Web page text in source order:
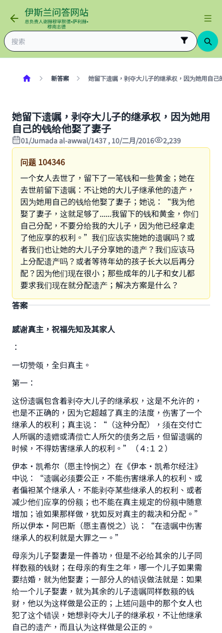
新答案 她留下遗嘱，剥夺大儿子的继承权，因为她用自己
她留下遗嘱，剥夺大儿子的继承权，因为她用
自己的钱给他娶了妻子
01/Jumada al-awwal/1437 , 10/二月/2016 2,239
问题 104346
一个女人去世了，留下了一笔钱和一些黄金；她在
去世前留下遗嘱：不让她的大儿子继承他的遗产，
因为她用自己的钱给他娶了妻子；她说：“我为他
娶了妻子，这就足够了......我留下的钱和黄金，你们
自己分配，不要分给我的大儿子，因为他已经拿走
了他应享的权利。”我们应该实施她的遗嘱吗？或
者我们也让她的大儿子分享她的遗产？我们应该马
上分配遗产吗？或者等待年幼的孩子长大以后再分
配？因为他们现在很小；那些成年的儿子和女儿都
要求我们现在就分配遗产；解决方案是什么？
答案
感谢真主，祝福先知及其家人
：
一切赞颂，全归真主。
第一：
这份遗嘱包含着剥夺大儿子的继承权，这是不允许的，
也是不正确的，因为它超越了真主的法度，伤害了一个
继承人的权利；真主说：“（这种分配），须在交付亡
人所嘱的遗赠或清偿亡人所欠的债务之后，但留遗嘱的
时候，不得妨害继承人的权利。”（４:１２）
伊本·凯希尔（愿主怜悯之）在《伊本·凯希尔经注》
中说：“遗嘱必须要公正，不能伤害继承人的权利、或
者偏袒某个继承人，不能剥夺某些继承人的权利、或者
减少他们应享的份额；也不能在真主规定的份额中随意
增加；谁如果那样做，犹如反对真主的裁决和分配。”
所以伊本·阿巴斯（愿主喜悦之）说：“在遗嘱中伤害
继承人的权利就是大罪之一。”
母亲为儿子娶妻是一件善功，但是不必给其余的儿子同
样数额的钱财；在母亲的有生之年，哪一个儿子如果需
要结婚，就为他娶妻；一部分人的错误做法就是：如果
给一个儿子娶妻，就为其余的儿子遗嘱同样数额的钱
财，他以为这样做是公正的；上述问题中的那个女人也
犯了这个错误，她想剥夺大儿子的继承权，不让他继承
自己的遗产，而且认为这样做是公正的。